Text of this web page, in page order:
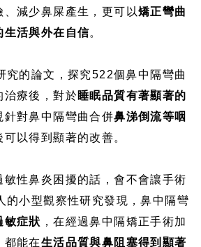
減少鼻屎產生，更可以矯正彎曲
生活與外在自信。
究的論文，探究522個鼻中隔彎曲
治療後，對於睡眠品質有著顯著的
針對鼻中隔彎曲合併鼻涕倒流等咽
可以得到顯著的改善。
性鼻炎困擾的話，會不會讓手術
的小型觀察性研究發現，鼻中隔彎
敏症狀 ，在經過鼻中隔矯正手術加
都能在生活品質與鼻阻塞得到顯著